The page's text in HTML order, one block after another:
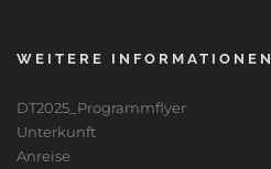
WEITERE INFORMATIONEN
DT2025_Programmflyer
Unterkunft
Anreise